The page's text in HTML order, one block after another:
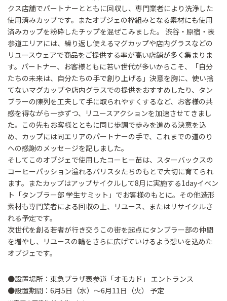
クス店舗でパートナーとともに回収し、専門業者により洗浄した
使用済みカップです。またオブジェの枠組みとなる素材にも使用
済みカップを粉砕したチップを混ぜこみました。 渋谷・原宿・表
参道エリアには、繰り返し使えるマグカップや店内グラスなどの
リユースウェアで商品をご提供する率が高い店舗が多く集まりま
す。パートナー、お客様ともに若い世代が多いからこそ、「自分
たちの未来は、自分たちの手で創り上げる」決意を胸に、使い捨
てないマグカップや店内グラスでの提供をおすすめしたり、タン
ブラーの陳列を工夫して手に取られやすくするなど、お客様の共
感を得ながら一歩ずつ、リユースアクションを加速させてきまし
た。この先もお客様とともに同じ歩調で歩みを進める決意を込
め、カップには同エリアのパートナーの手で、これまでの道のり
への感謝のメッセージを記しました。
そしてこのオブジェで使用したコーヒー苗は、スターバックスの
コーヒーパッション溢れるバリスタたちのもとで大切に育てられ
ます。またカップはアップサイクルして8月に実施する1dayイベン
ト「タンブラー部 学生サミット」でお客様のもとに。その他造形
素材も専門業者による回収の上、リユース、またはリサイクルさ
れる予定です。
次世代を創る若者が行き交うこの街を起点にタンブラー部の仲間
を増やし、リユースの輪をさらに広げていけるよう想いを込めた
オブジェです。
●設置場所：東急プラザ表参道「オモカド」 エントランス
●設置期間：6月5日（水）～6月11日（火） 予定